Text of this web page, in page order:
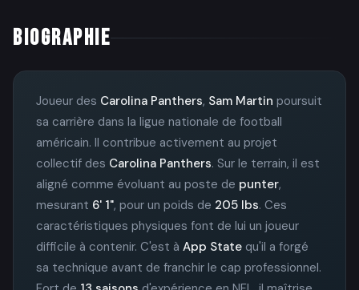
BIOGRAPHIE
Joueur des Carolina Panthers, Sam Martin poursuit
sa carrière dans la ligue nationale de football
américain. Il contribue activement au projet
collectif des Carolina Panthers. Sur le terrain, il est
aligné comme évoluant au poste de punter,
mesurant 6' 1", pour un poids de 205 lbs. Ces
caractéristiques physiques font de lui un joueur
difficile à contenir. C'est à App State qu'il a forgé
sa technique avant de franchir le cap professionnel.